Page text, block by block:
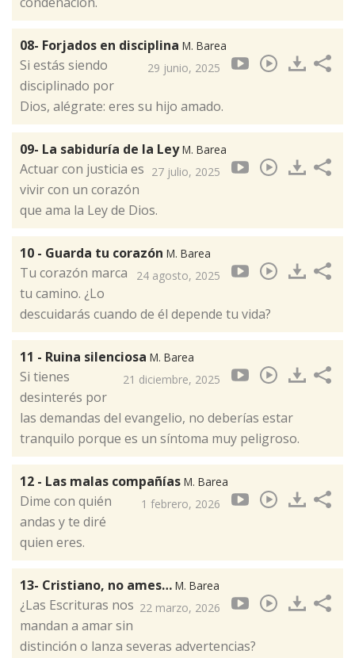
08- Forjados en disciplina M. Barea
29 junio, 2025
Si estás siendo
disciplinado por
Dios, alégrate: eres su hijo amado.
09- La sabiduría de la LeyM. Barea
27 julio, 2025
Actuar con justicia es
vivir con un corazón
que ama la Ley de Dios.
10 - Guarda tu corazón M. Barea
24 agosto, 2025
Tu corazón marca
tu camino. ¿Lo
descuidarás cuando de él depende tu vida?
11 - Ruina silenciosa M. Barea
21 diciembre, 2025
Si tienes
desinterés por
las demandas del evangelio, no deberías estar
tranquilo porque es un síntoma muy peligroso.
12 - Las malas compañías M. Barea
1 febrero, 2026
Dime con quién
andas y te diré
quien eres.
13- Cristiano, no ames… M. Barea
22 marzo, 2026
¿Las Escrituras nos
mandan a amar sin
distinción o lanza severas advertencias?